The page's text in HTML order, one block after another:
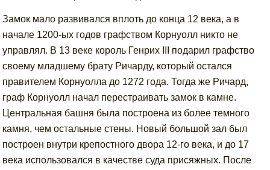
Замок мало развивался вплоть до конца 12 века, а в
начале 1200-ых годов графством Корнуолл никто не
управлял. В 13 веке король Генрих III подарил графство
своему младшему брату Ричарду, который остался
правителем Корнуолла до 1272 года. Тогда же Ричард,
граф Корнуолл начал перестраивать замок в камне.
Центральная башня была построена из более темного
камня, чем остальные стены. Новый большой зал был
построен внутри крепостного двора 12-го века, и до 17
века использовался в качестве суда присяжных. После